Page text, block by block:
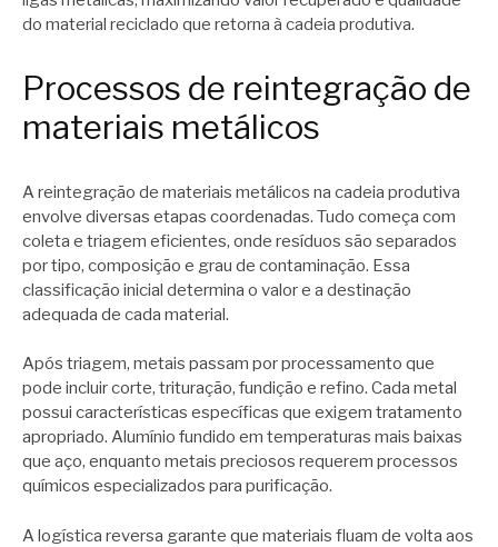
do material reciclado que retorna à cadeia produtiva.
Processos de reintegração de
materiais metálicos
A reintegração de materiais metálicos na cadeia produtiva
envolve diversas etapas coordenadas. Tudo começa com
coleta e triagem eficientes, onde resíduos são separados
por tipo, composição e grau de contaminação. Essa
classificação inicial determina o valor e a destinação
adequada de cada material.
Após triagem, metais passam por processamento que
pode incluir corte, trituração, fundição e refino. Cada metal
possui características específicas que exigem tratamento
apropriado. Alumínio fundido em temperaturas mais baixas
que aço, enquanto metais preciosos requerem processos
químicos especializados para purificação.
A logística reversa garante que materiais fluam de volta aos